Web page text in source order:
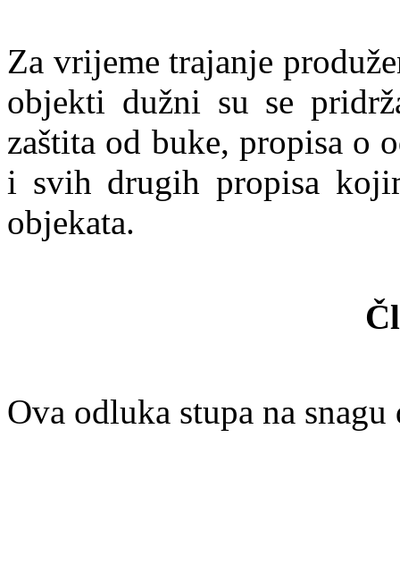
Za vrijeme trajanje
objekti dužni su se
zaštita od buke, propisa o
i svih drugih propisa
objekata.
Ova odluka stupa na